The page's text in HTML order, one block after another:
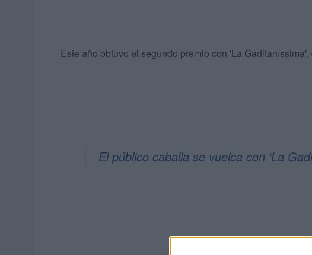
Este año obtuvo el segundo premio con 'La
El público caballa se vuelca con ‘La